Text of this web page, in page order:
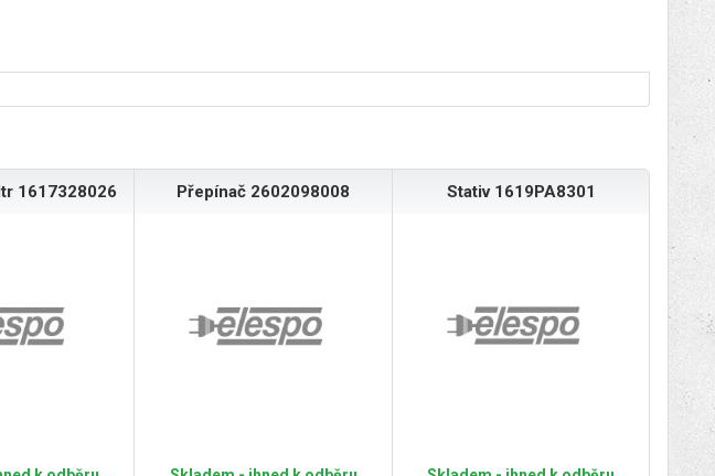
1617328026 Přepínač 2602098008 Stativ 1619PA8301